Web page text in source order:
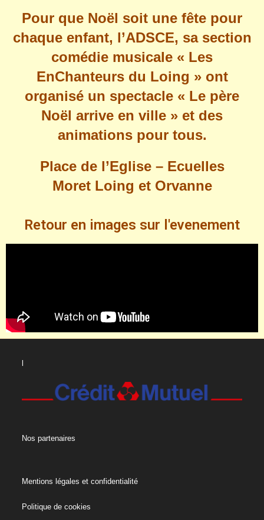
Pour que Noël soit une fête pour
chaque enfant, l’ADSCE, sa section
comédie musicale « Les
EnChanteurs du Loing » ont
organisé un spectacle « Le père
Noël arrive en ville » et des
animations pour tous.
Place de l’Eglise – Ecuelles
Moret Loing et Orvanne
Retour en images sur l'evenement
l
Nos partenaires
Mentions légales et confidentialité
Politique de cookies